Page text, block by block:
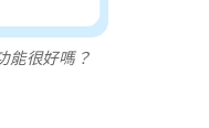
能很好嗎？